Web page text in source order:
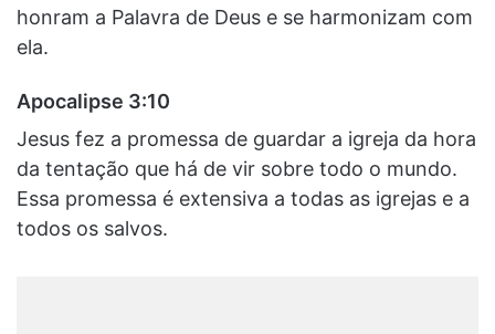
honram a Palavra de Deus e se harmonizam com
ela.
Apocalipse 3:10
Jesus fez a promessa de guardar a igreja da hora
da tentação que há de vir sobre todo o mundo.
Essa promessa é extensiva a todas as igrejas e a
todos os salvos.